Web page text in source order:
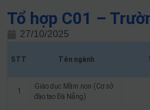
Tổ hợp C01 –
27/10/2025
STT Tên ngành
1
Giáo dục Mầm non (Cơ sở
đào tạo Đà Nẵng)